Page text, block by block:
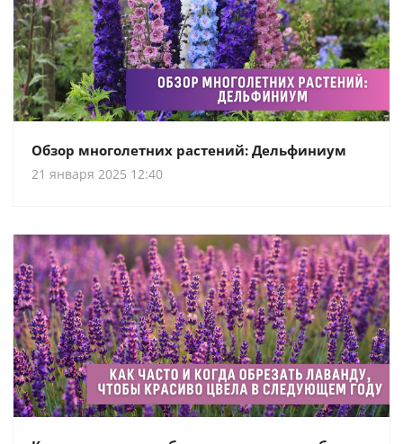
Обзор многолетних растений: Дельфиниум
21 января 2025 12:40